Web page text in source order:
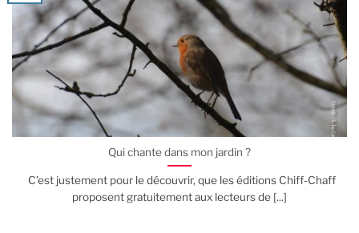
Qui chante dans mon jardin ?
C’est justement pour le découvrir, que les éditions Chiff-Chaff
proposent gratuitement aux lecteurs de [...]